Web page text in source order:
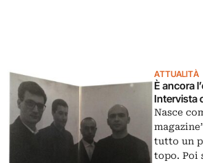
ATTUALITÀ
È ancora
Intervista
Nasce
tutto un
topo. Poi